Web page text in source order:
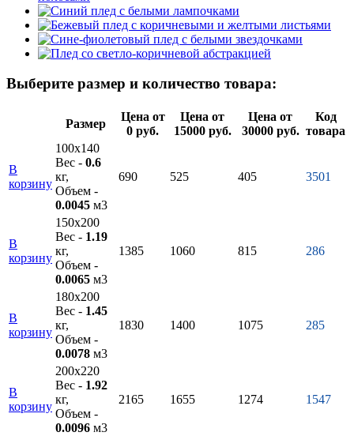
Выберите размер и количество товара:
Размер
Цена от
0 руб.
Цена от
15000 руб.
Цена от
30000 руб.
Код
товара
В
корзину
100х140
Вес - 0.6
кг,
Объем -
0.0045 м3
690 525 405 3501
В
корзину
150х200
Вес - 1.19
кг,
Объем -
0.0065 м3
1385 1060 815 286
В
корзину
180х200
Вес - 1.45
кг,
Объем -
0.0078 м3
1830 1400 1075 285
В
корзину
200х220
Вес - 1.92
кг,
Объем -
0.0096 м3
2165 1655 1274 1547